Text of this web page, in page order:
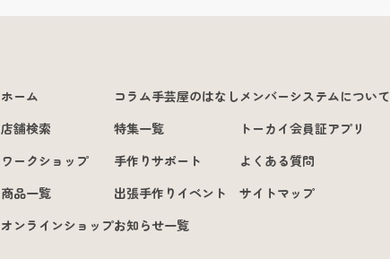
ホーム
店舗検索
ワークショップ
商品一覧
オンラインショップ
コラム手芸屋のはなし
特集一覧
手作りサポート
出張手作りイベント
お知らせ一覧
メンバーシステムについて
トーカイ会員証アプリ
よくある質問
サイトマップ